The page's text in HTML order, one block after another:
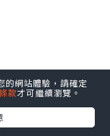
網站體驗，請確定
款才可繼續瀏覽。